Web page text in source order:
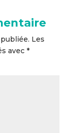
Les
avec *